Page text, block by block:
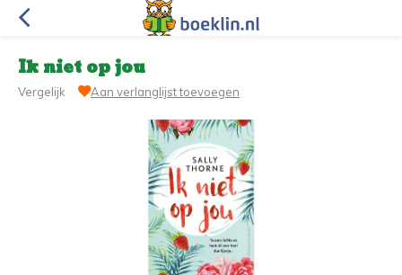
Ik niet op jou
Vergelijk Aan verlanglijst toevoegen